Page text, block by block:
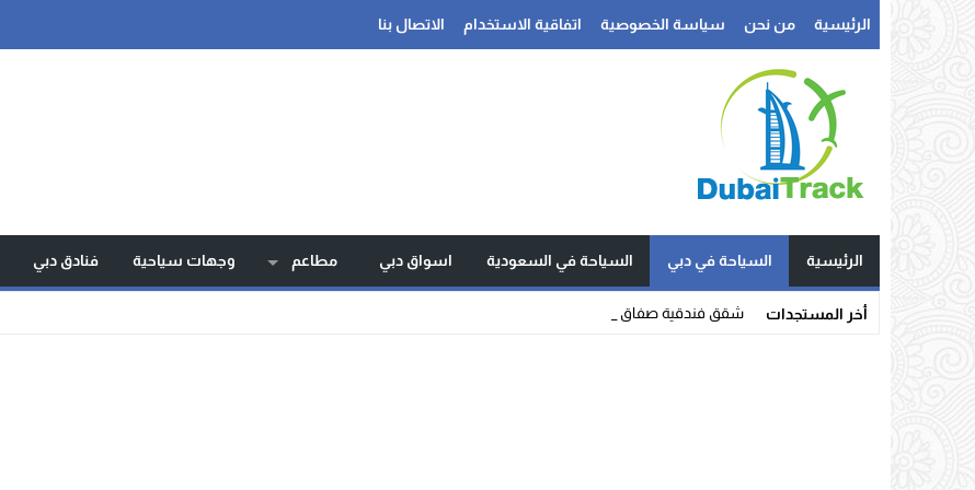
الرئيسية من نحن سياسة الخصوصية اتفاقية الاستخدام الاتصال بنا
الرئيسية السياحة في دبي السياحة في السعودية اسواق دبي مطاعم وجهات سياحية فنادق دبي
أخر المستجدات شقق فندقية صفاقس: أفضل 7 شقق فندقي_